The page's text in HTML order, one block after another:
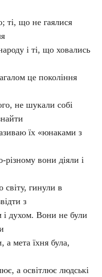
ті, що не гаялися
і ті, що ховались
це покоління
не шукали собі
їх «юнаками з
вони діяли і
світу, гинули в
з
і духом. Вони не були
а мета їхня була,
а освітлює людські